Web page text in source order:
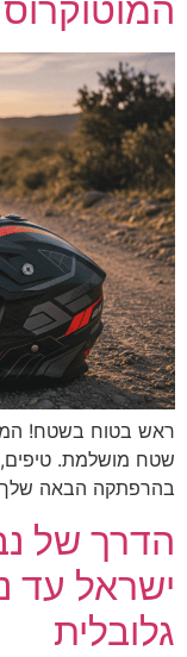
ראש בטוח בשטח!
שטח מושלמת. טיפים,
בהרפתקה הבאה
הדרך של
ישראל עד
גלובלית